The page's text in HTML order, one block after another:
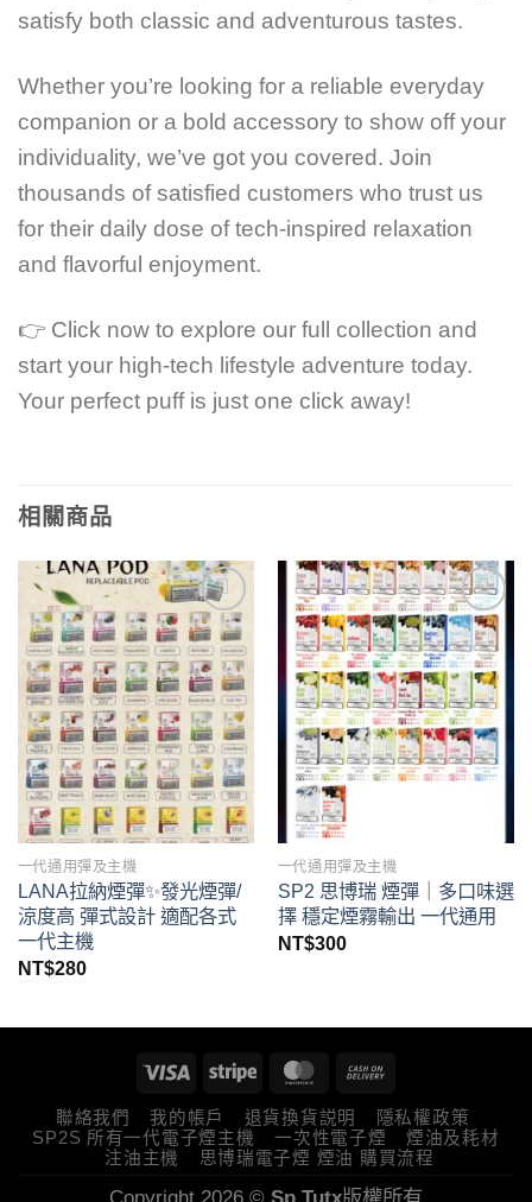
satisfy both classic and adventurous tastes.
Whether you’re looking for a reliable everyday
companion or a bold accessory to show off your
individuality, we’ve got you covered. Join
thousands of satisfied customers who trust us
for their daily dose of tech-inspired relaxation
and flavorful enjoyment.
👉 Click now to explore our full collection and
start your high-tech lifestyle adventure today.
Your perfect puff is just one click away!
相關商品
Add to
wishlist
一代通用彈及主機
LANA拉納煙彈✨發光煙彈/
涼度高 彈式設計 適配各式
一代主機
NT$280
Add to
wishlist
一代通用彈及主機
SP2 思博瑞 煙彈｜多口味選
擇 穩定煙霧輸出 一代通用
NT$300
聯絡我們 我的帳戶 退貨換貨説明
隱私權政策
SP2S 所有一代電子煙主機
一次性電子煙
煙油及耗材
注油主機
思博瑞電子煙 煙油 購買流程